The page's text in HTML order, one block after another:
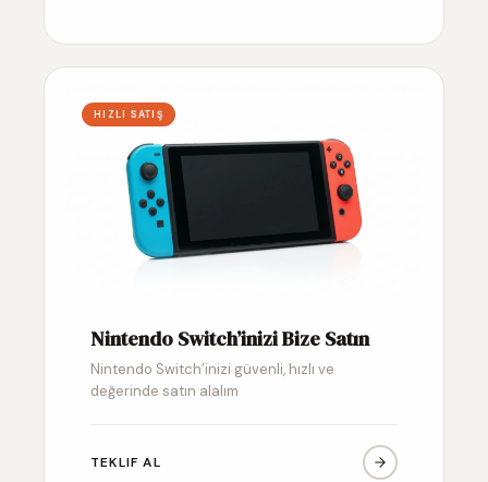
HIZLI SATIŞ
Nintendo Switch’inizi Bize Satın
Nintendo Switch’inizi güvenli, hızlı ve
değerinde satın alalım
TEKLIF AL